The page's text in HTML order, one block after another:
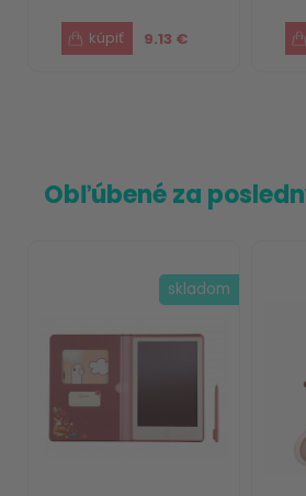
9.13 €
Obľúbené za
skladom